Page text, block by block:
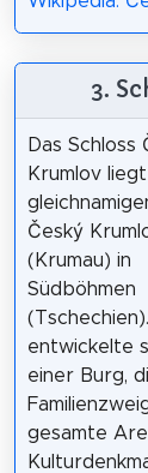
3.
Das Schloss
Krumlov
Český
(Krumau) in
Südböhmen
entwickelte
einer Burg,
gesamte